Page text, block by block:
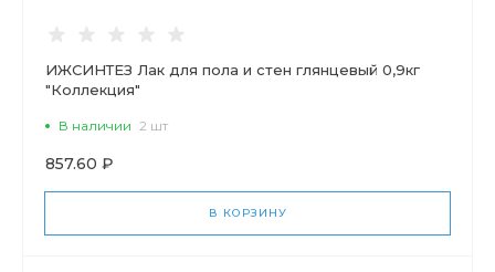
ИЖСИНТЕЗ Лак для пола и стен глянцевый 0,9кг
"Коллекция"
В наличии 2 шт
857.60 ₽
В КОРЗИНУ